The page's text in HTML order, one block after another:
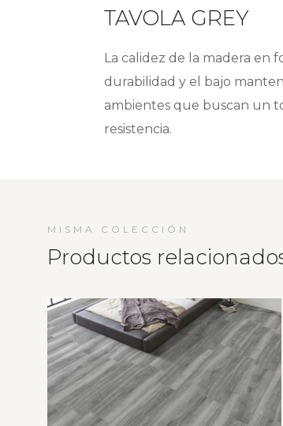
TAVOLA GREY
La calidez de la madera en
durabilidad y el bajo
ambientes que buscan un
resistencia.
MISMA COLECCIÓN
Productos